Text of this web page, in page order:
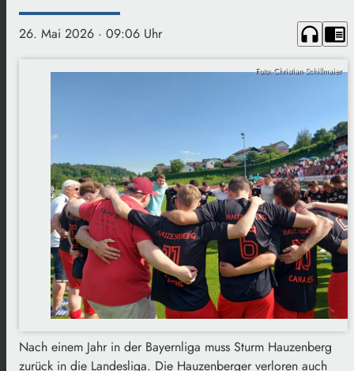
26. Mai 2026 · 09:06 Uhr headphones chrome_reader_mode
Foto: Christian Schillmaier
Nach einem Jahr in der Bayernliga muss Sturm Hauzenberg
zurück in die Landesliga. Die Hauzenberger verloren auch